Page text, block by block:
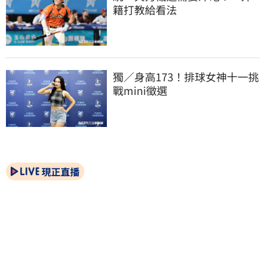
籍打教給看法
獨／身高173！排球女神十一挑
戰mini徵選
現正直播